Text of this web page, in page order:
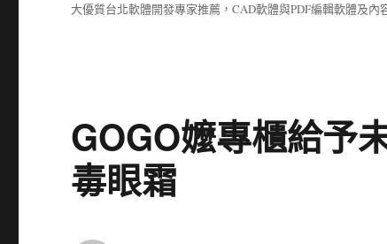
大優質台北軟體開發專家推薦，CAD軟體與PDF編輯軟體及
GOGO嬤專櫃給予
毒眼霜